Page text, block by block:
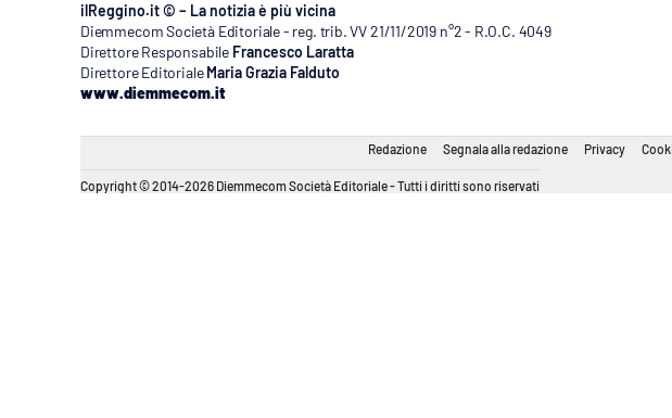
ilReggino.it © – La notizia è più vicina
Diemmecom Società Editoriale - reg. trib. VV 21/11/2019 n°2 - R.O.C. 4049
Direttore Responsabile Francesco Laratta
Direttore Editoriale Maria Grazia Falduto
www.diemmecom.it
Redazione Segnala alla redazione Privacy
Copyright © 2014-2026 Diemmecom Società Editoriale - Tutti i diritti sono riservati